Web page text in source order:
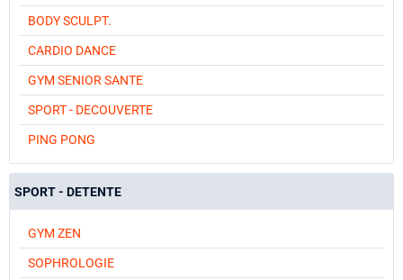
BODY SCULPT.
CARDIO DANCE
GYM SENIOR SANTE
SPORT - DECOUVERTE
PING PONG
SPORT - DETENTE
GYM ZEN
SOPHROLOGIE